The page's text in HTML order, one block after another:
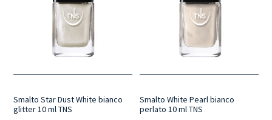
Smalto Star Dust White bianco
glitter 10 ml TNS
Smalto White Pearl bianco
perlato 10 ml TNS